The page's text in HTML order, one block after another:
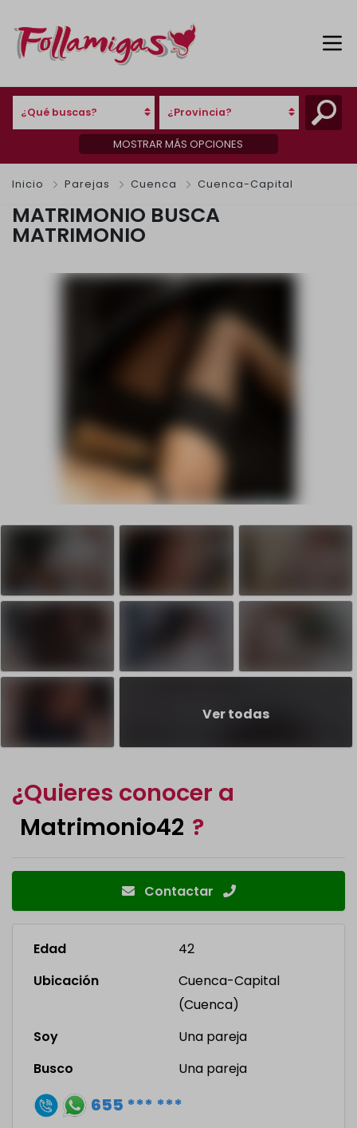
¿Qué buscas? ¿Provincia?
MOSTRAR MÁS OPCIONES
Inicio Parejas Cuenca Cuenca-Capital
MATRIMONIO BUSCA
MATRIMONIO
Ver todas
¿Quieres conocer a
Matrimonio42 ?
Contactar
Edad
42
Ubicación
Cuenca-Capital
(Cuenca)
Soy
Una pareja
Busco
Una pareja
655 *** ***